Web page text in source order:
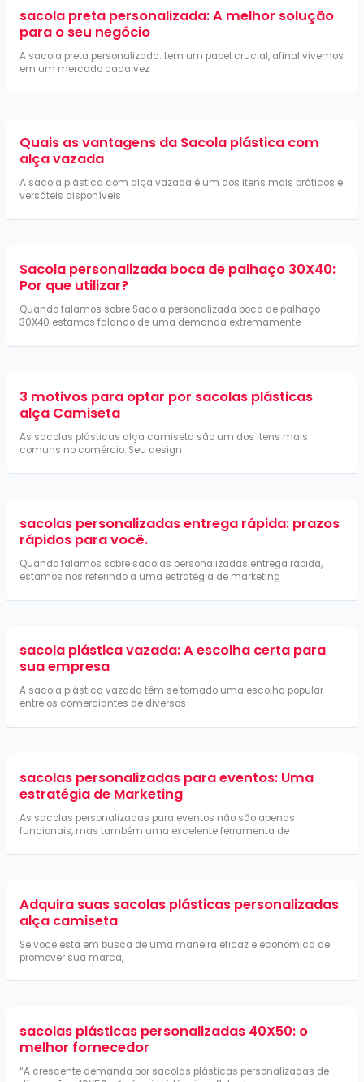
sacola preta personalizada: A melhor solução
para o seu negócio
A sacola preta personalizada: tem um papel crucial, afinal vivemos
em um mercado cada vez
Quais as vantagens da Sacola plástica com
alça vazada
A sacola plástica com alça vazada é um dos itens mais práticos e
versáteis disponíveis
Sacola personalizada boca de palhaço 30X40:
Por que utilizar?
Quando falamos sobre Sacola personalizada boca de palhaço
30X40 estamos falando de uma demanda extremamente
3 motivos para optar por sacolas plásticas
alça Camiseta
As sacolas plásticas alça camiseta são um dos itens mais
comuns no comércio. Seu design
sacolas personalizadas entrega rápida: prazos
rápidos para você.
Quando falamos sobre sacolas personalizadas entrega rápida,
estamos nos referindo a uma estratégia de marketing
sacola plástica vazada: A escolha certa para
sua empresa
A sacola plástica vazada têm se tornado uma escolha popular
entre os comerciantes de diversos
sacolas personalizadas para eventos: Uma
estratégia de Marketing
As sacolas personalizadas para eventos não são apenas
funcionais, mas também uma excelente ferramenta de
Adquira suas sacolas plásticas personalizadas
alça camiseta
Se você está em busca de uma maneira eficaz e econômica de
promover sua marca,
sacolas plásticas personalizadas 40X50: o
melhor fornecedor
“A crescente demanda por sacolas plásticas personalizadas de